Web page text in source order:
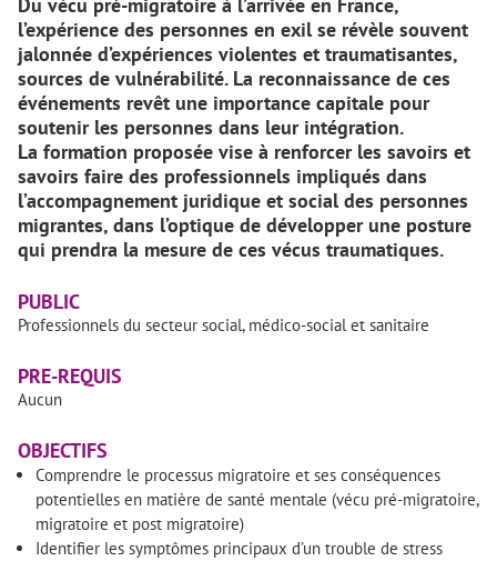
l’expérience des personnes en exil se révèle souvent
jalonnée d’expériences violentes et traumatisantes,
sources de vulnérabilité. La reconnaissance de ces
événements revêt une importance capitale pour
soutenir les personnes dans leur intégration.
La formation proposée vise à renforcer les savoirs et
savoirs faire des professionnels impliqués dans
l’accompagnement juridique et social des personnes
migrantes, dans l’optique de développer une posture
qui prendra la mesure de ces vécus traumatiques.
PUBLIC
Professionnels du secteur social, médico-social et sanitaire
PRE-REQUIS
Aucun
OBJECTIFS
Comprendre le processus migratoire et ses conséquences
potentielles en matière de santé mentale (vécu pré-migratoire,
migratoire et post migratoire)
Identifier les symptômes principaux d’un trouble de stress